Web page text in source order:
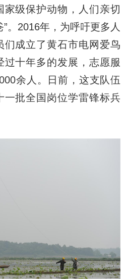
家级保护动物，人们亲切
。2016年，为呼吁更多人
们成立了黄石市电网爱鸟
过十年多的发展，志愿服
余人。日前，这支队伍
一批全国岗位学雷锋标兵